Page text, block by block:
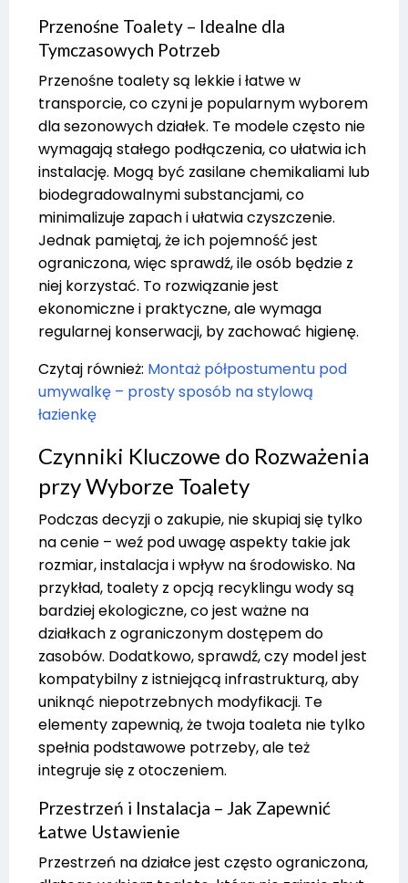
Przenośne Toalety – Idealne dla
Tymczasowych Potrzeb
Przenośne toalety są lekkie i łatwe w
transporcie, co czyni je popularnym wyborem
dla sezonowych działek. Te modele często nie
wymagają stałego podłączenia, co ułatwia ich
instalację. Mogą być zasilane chemikaliami lub
biodegradowalnymi substancjami, co
minimalizuje zapach i ułatwia czyszczenie.
Jednak pamiętaj, że ich pojemność jest
ograniczona, więc sprawdź, ile osób będzie z
niej korzystać. To rozwiązanie jest
ekonomiczne i praktyczne, ale wymaga
regularnej konserwacji, by zachować higienę.
Czytaj również: Montaż półpostumentu pod
umywalkę – prosty sposób na stylową
łazienkę
Czynniki Kluczowe do Rozważenia
przy Wyborze Toalety
Podczas decyzji o zakupie, nie skupiaj się tylko
na cenie – weź pod uwagę aspekty takie jak
rozmiar, instalacja i wpływ na środowisko. Na
przykład, toalety z opcją recyklingu wody są
bardziej ekologiczne, co jest ważne na
działkach z ograniczonym dostępem do
zasobów. Dodatkowo, sprawdź, czy model jest
kompatybilny z istniejącą infrastrukturą, aby
uniknąć niepotrzebnych modyfikacji. Te
elementy zapewnią, że twoja toaleta nie tylko
spełnia podstawowe potrzeby, ale też
integruje się z otoczeniem.
Przestrzeń i Instalacja – Jak Zapewnić
Łatwe Ustawienie
Przestrzeń na działce jest często ograniczona,